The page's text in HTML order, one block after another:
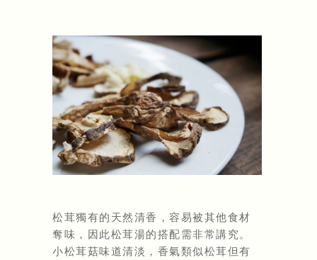
松茸獨有的天然清香，容易被其他食材
奪味，因此松茸湯的搭配需非常講究。
小松茸菇味道清淡，香氣類似松茸但有